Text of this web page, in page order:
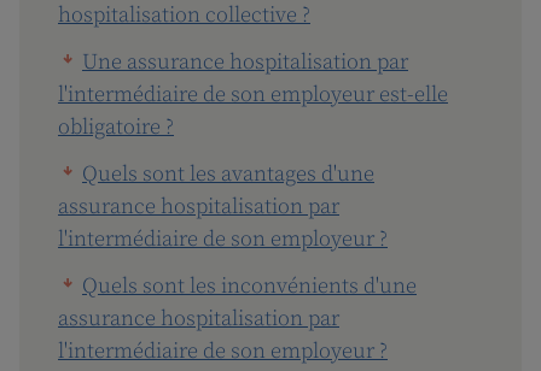
hospitalisation collective ?
Une assurance hospitalisation par
l'intermédiaire de son employeur est-elle
obligatoire ?
Quels sont les avantages d'une
assurance hospitalisation par
l'intermédiaire de son employeur ?
Quels sont les inconvénients d'une
assurance hospitalisation par
l'intermédiaire de son employeur ?